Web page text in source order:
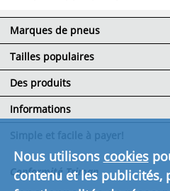
Marques de pneus
Tailles populaires
Des produits
Informations
Les conditions de paiement
Conformité Triman
Nous utilisons cookies
contenu et les publicités,